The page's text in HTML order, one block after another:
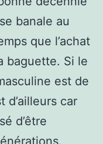
banale au
que l’achat
baguette. Si le
est de
d’ailleurs car
d’être